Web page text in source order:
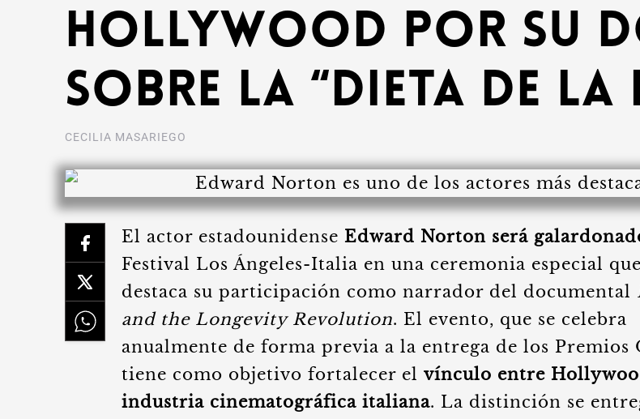
Hollywood por su
sobre la “dieta de la
CECILIA MASARIEGO
El actor estadounidense Edward Norton será
Festival Los Ángeles-Italia en una ceremonia especial que
destaca su participación como narrador del documental
and the Longevity Revolution. El evento, que se celebra
anualmente de forma previa a la entrega de los Premios
tiene como objetivo fortalecer el vínculo entre
industria cinematográfica italiana. La distinción se